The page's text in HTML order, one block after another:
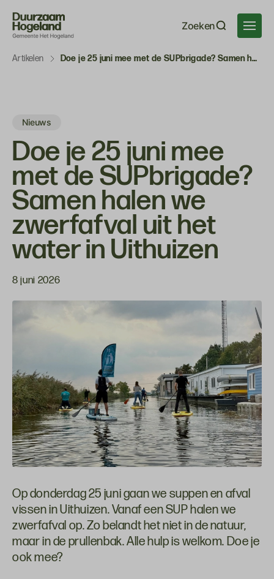
Navigatie
overslaan
Zoeken
Artikelen Doe je 25 juni mee met de SUPbrigade? Samen halen we zwerfafval uit het water in Uithuizen
Nieuws
Doe je 25 juni mee
met de SUPbrigade?
Samen halen we
zwerfafval uit het
water in Uithuizen
8 juni 2026
Op donderdag 25 juni gaan we suppen en afval
vissen in Uithuizen. Vanaf een SUP halen we
zwerfafval op. Zo belandt het niet in de natuur,
maar in de prullenbak. Alle hulp is welkom. Doe je
ook mee?